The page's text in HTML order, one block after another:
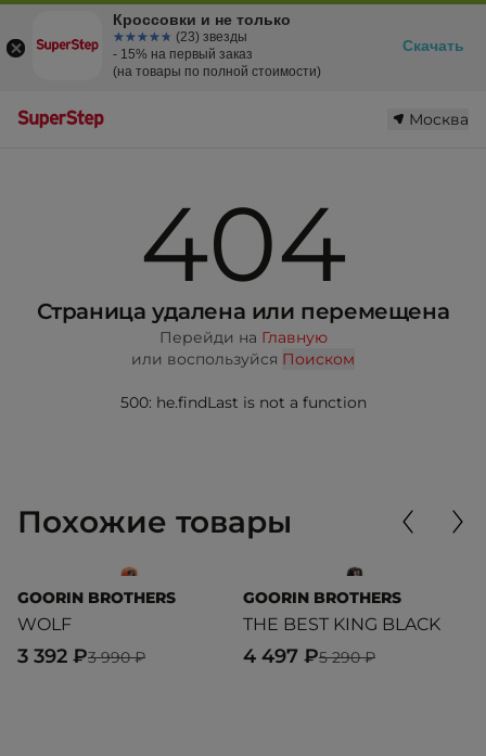
Москва
404
Страница удалена или перемещена
Перейди на Главную
или воспользуйся Поиском
500: he.findLast is not a function
Похожие товары
GOORIN BROTHERS
WOLF
3 990 ₽
3 392 ₽
GOORIN BROTHERS
THE BEST KING BLACK
5 290 ₽
4 497 ₽
Кроссовки и не только
☆☆☆☆☆
★★★★★ (23) звезды
- 15% на первый заказ
(на товары по полной стоимости)
Скачать